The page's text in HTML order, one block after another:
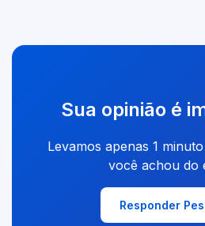
Sua opinião é
Levamos apenas 1
você achou do
Responder